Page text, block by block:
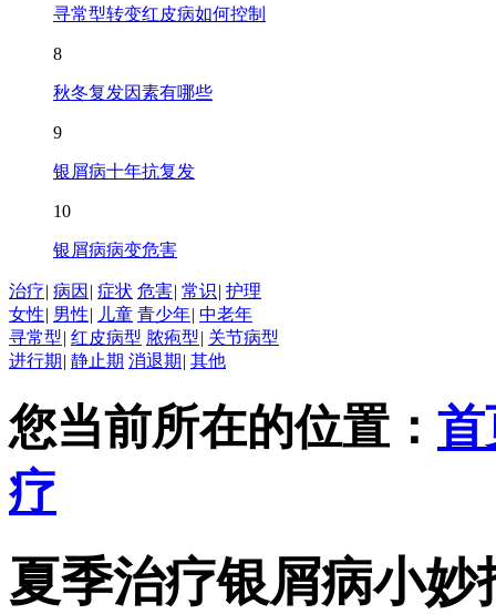
寻常型转变红皮病如何控制
8
秋冬复发因素有哪些
9
银屑病十年抗复发
10
银屑病病变危害
治疗| 病因 | 症状 危害| 常识| 护理
女性| 男性| 儿童 青少年| 中老年
寻常型| 红皮病型 脓疱型| 关节病型
进行期 | 静止期 消退期 | 其他
您当前所在的位置： 首
疗
夏季治疗银屑病小妙